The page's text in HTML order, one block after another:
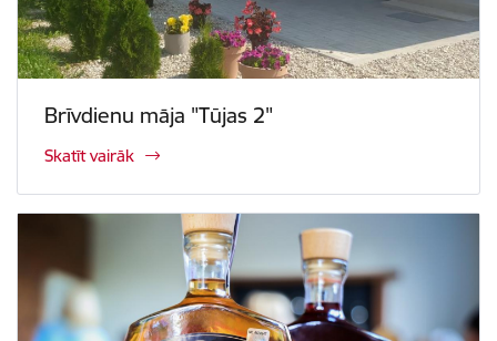
Brīvdienu māja "Tūjas 2"
Skatīt vairāk